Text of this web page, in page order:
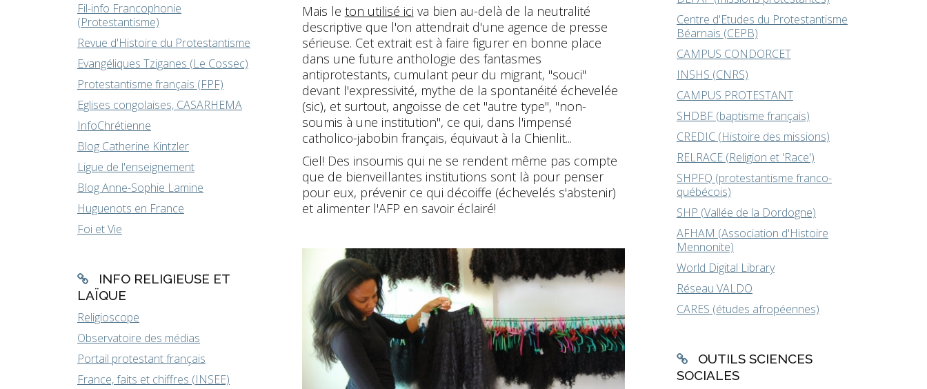
Fil-info Francophonie
(Protestantisme)
Revue d'Histoire du Protestantisme
Evangéliques Tziganes (Le Cossec)
Protestantisme français (FPF)
Eglises congolaises, CASARHEMA
InfoChrétienne
Blog Catherine Kintzler
Ligue de l'enseignement
Blog Anne-Sophie Lamine
Huguenots en France
Foi et Vie
INFO RELIGIEUSE ET
LAÏQUE
Religioscope
Observatoire des médias
Portail protestant français
France, faits et chiffres (INSEE)
Mais le ton utilisé ici va bien au-delà de la neutralité
descriptive que l'on attendrait d'une agence de presse
sérieuse. Cet extrait est à faire figurer en bonne place
dans une future anthologie des fantasmes
antiprotestants, cumulant peur du migrant, "souci"
devant l'expressivité, mythe de la spontanéité échevelée
(sic), et surtout, angoisse de cet "autre type", "non-
soumis à une institution", ce qui, dans l'impensé
catholico-jabobin français, équivaut à la Chienlit...
Ciel! Des insoumis qui ne se rendent même pas compte
que de bienveillantes institutions sont là pour penser
pour eux, prévenir ce qui décoiffe (échevelés s'abstenir)
et alimenter l'AFP en savoir éclairé!
Centre d'Etudes du Protestantisme
Béarnais (CEPB)
CAMPUS CONDORCET
INSHS (CNRS)
CAMPUS PROTESTANT
SHDBF (baptisme français)
CREDIC (Histoire des missions)
RELRACE (Religion et 'Race')
SHPFQ (protestantisme franco-
québécois)
SHP (Vallée de la Dordogne)
AFHAM (Association d'Histoire
Mennonite)
World Digital Library
Réseau VALDO
CARES (études afropéennes)
OUTILS SCIENCES
SOCIALES